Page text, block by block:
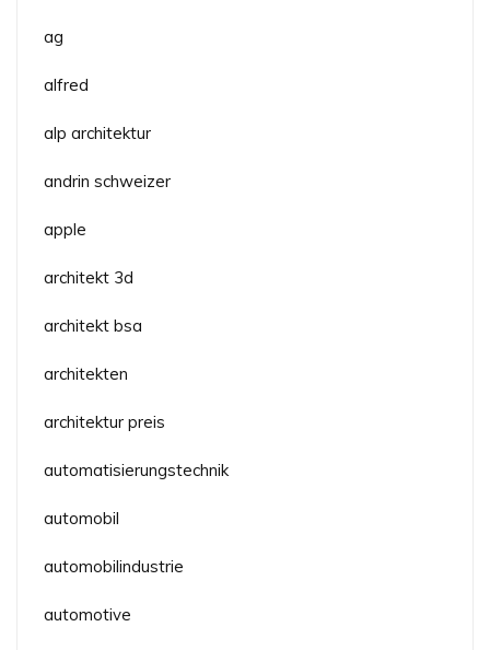
ag
alfred
alp architektur
andrin schweizer
apple
architekt 3d
architekt bsa
architekten
architektur preis
automatisierungstechnik
automobil
automobilindustrie
automotive